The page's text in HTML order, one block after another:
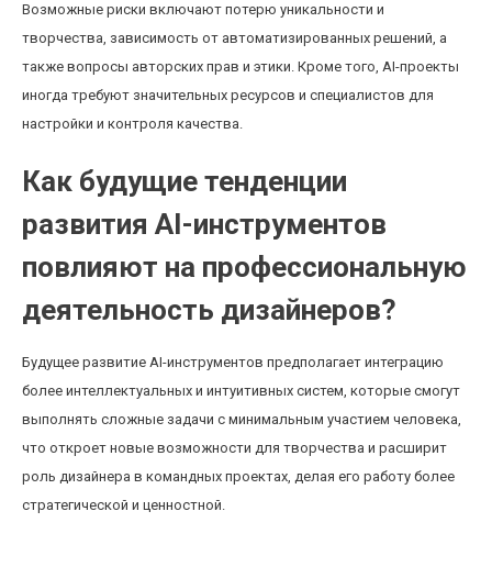
Возможные риски включают потерю уникальности и
творчества, зависимость от автоматизированных решений, а
также вопросы авторских прав и этики. Кроме того, AI-проекты
иногда требуют значительных ресурсов и специалистов для
настройки и контроля качества.
Как будущие тенденции
развития AI-инструментов
повлияют на профессиональную
деятельность дизайнеров?
Будущее развитие AI-инструментов предполагает интеграцию
более интеллектуальных и интуитивных систем, которые смогут
выполнять сложные задачи с минимальным участием человека,
что откроет новые возможности для творчества и расширит
роль дизайнера в командных проектах, делая его работу более
стратегической и ценностной.